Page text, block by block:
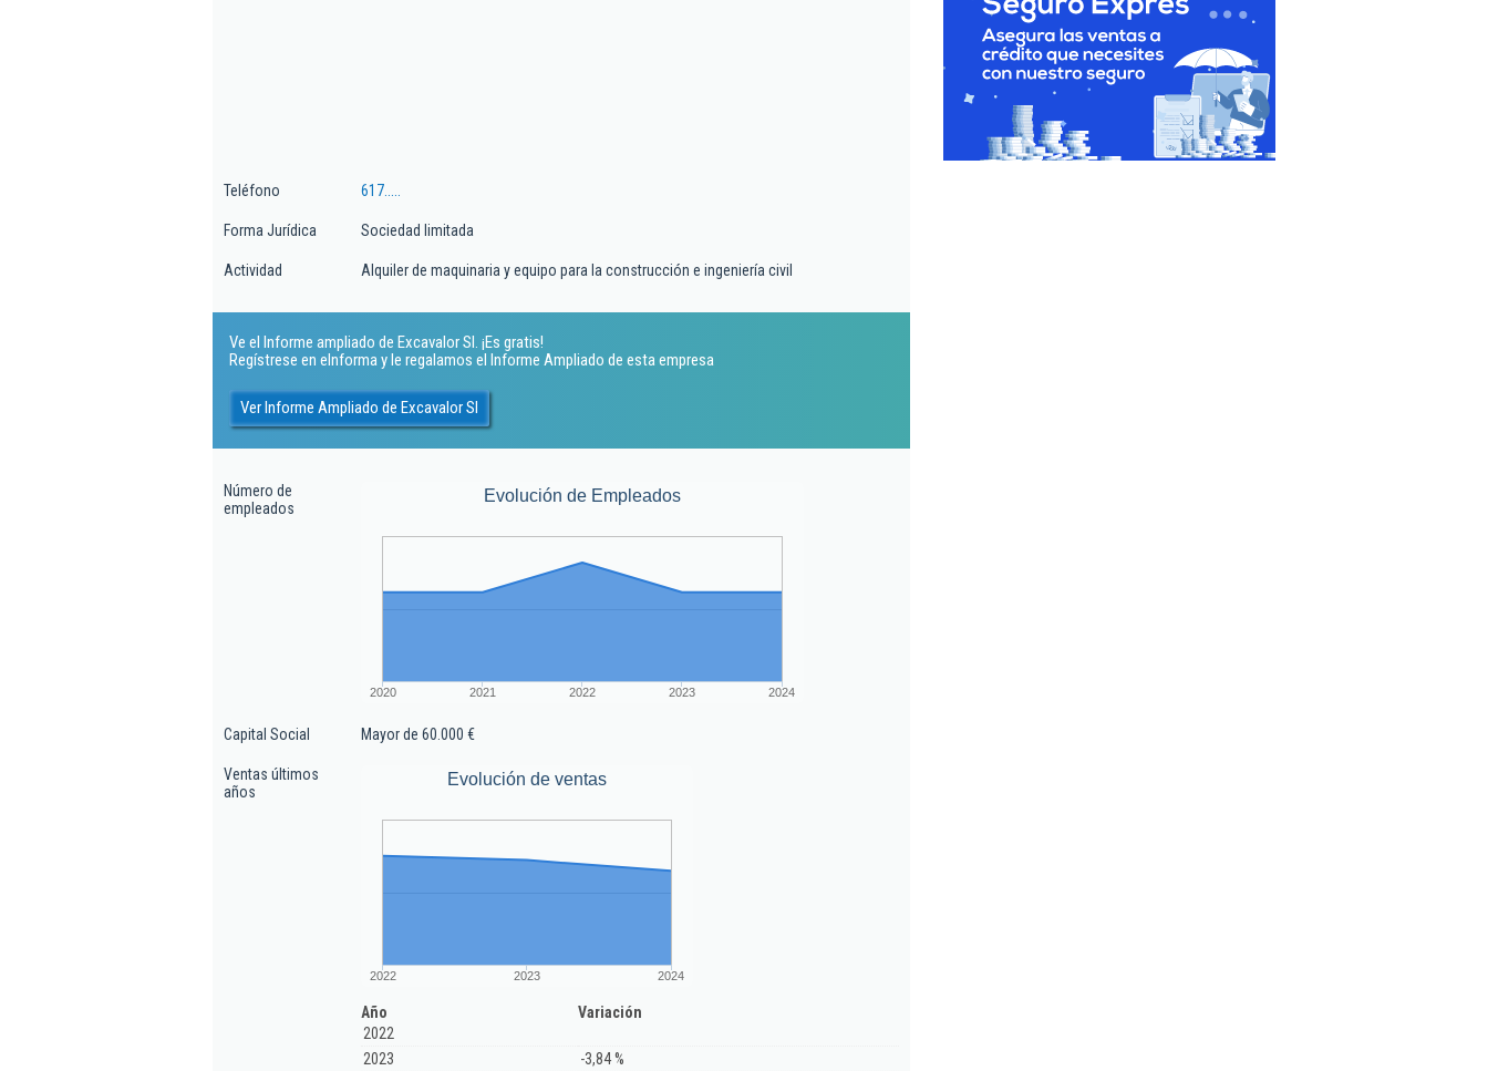
Teléfono 617.....
Forma Jurídica Sociedad limitada
Actividad Alquiler de maquinaria y equipo para la construcción e ingeniería civil
Ve el Informe ampliado de Excavalor Sl. ¡Es gratis!
Regístrese en eInforma y le regalamos el Informe Ampliado de esta empresa
Ver Informe Ampliado de Excavalor Sl
Número de
empleados
Evolución de Empleados
2020 2021 2022 2023 2024
Capital Social Mayor de 60.000 €
Ventas últimos
años
Evolución de ventas
2022 2023 2024
Año
Variación
2022
2023
-3,84 %